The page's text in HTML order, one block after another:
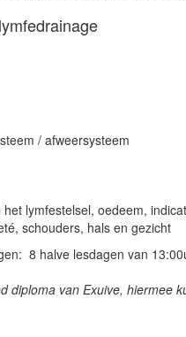
/ afweersysteem
lymfestelsel, oedeem,
schouders, hals en gezicht
8 halve lesdagen van
diploma van Exuive, hiermee